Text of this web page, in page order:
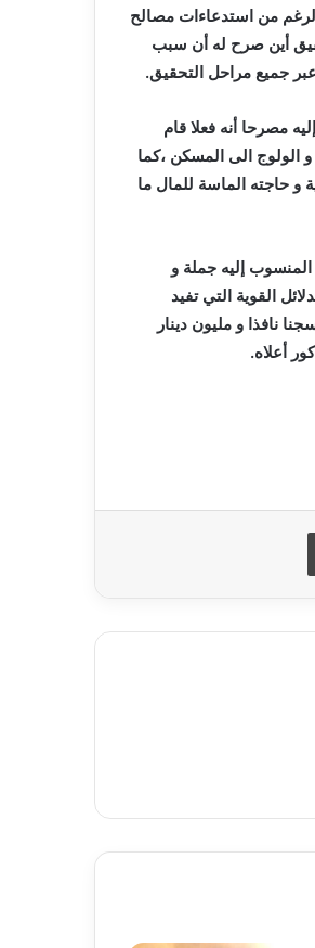
من استدعاءات مصالح
أين صرح له أن سبب
جميع مراحل التحقيق.
مصرحا أنه فعلا قام
الباب و الولوج الى المسكن ،كما
و حاجته الماسة للمال ما
إليه جملة و
القوية التي تفيد
عقوبة 12 سنة سجنا نافذا و مليون دينار
أعلاه.